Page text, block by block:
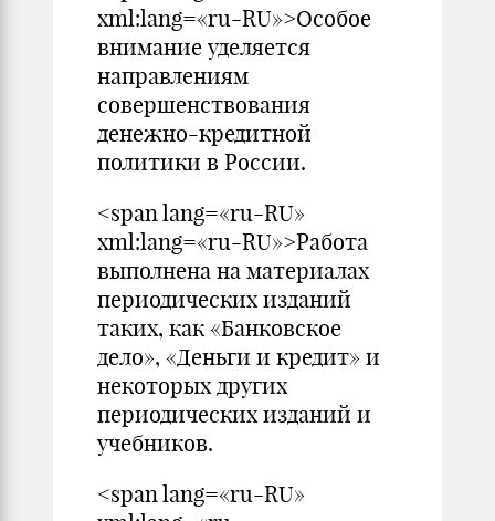
xml:lang=«ru-RU»>Особое
внимание уделяется
направлениям
совершенствования
денежно-кредитной
политики в России.
<span lang=«ru-RU»
xml:lang=«ru-RU»>Работа
выполнена на материалах
периодических изданий
таких, как «Банковское
дело», «Деньги и кредит» и
некоторых других
периодических изданий и
учебников.
<span lang=«ru-RU»